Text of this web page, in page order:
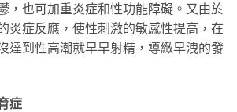
，也可加重炎症和性功能障礙。又由於
炎症反應，使性刺激的敏感性提高，在
達到性高潮就早早射精，導緻早洩的發
症